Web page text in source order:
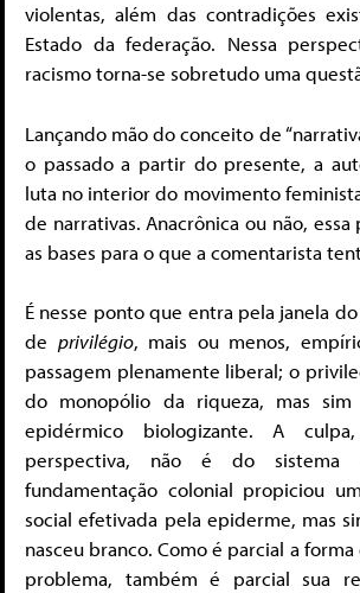
violentas, além das contradições
Estado da federação. Nessa
racismo torna-se sobretudo uma
Lançando mão do conceito de
o passado a partir do presente, a
luta no interior do movimento
de narrativas. Anacrônica ou não, essa
as bases para o que a comentarista
É nesse ponto que entra pela janela
de privilégio, mais ou menos,
passagem plenamente liberal; o
do monopólio da riqueza, mas
epidérmico biologizante. A
perspectiva, não é do sistema
fundamentação colonial propiciou
social efetivada pela epiderme, mas
nasceu branco. Como é parcial a
problema, também é parcial sua